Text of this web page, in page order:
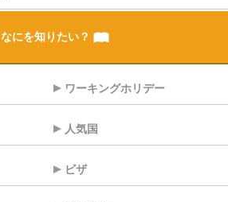
なにを知りたい？
ワーキングホリデー
人気国
ビザ